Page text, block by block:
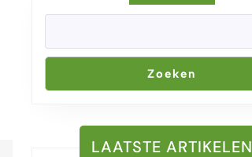
Zoeken
LAATSTE ARTIKELEN